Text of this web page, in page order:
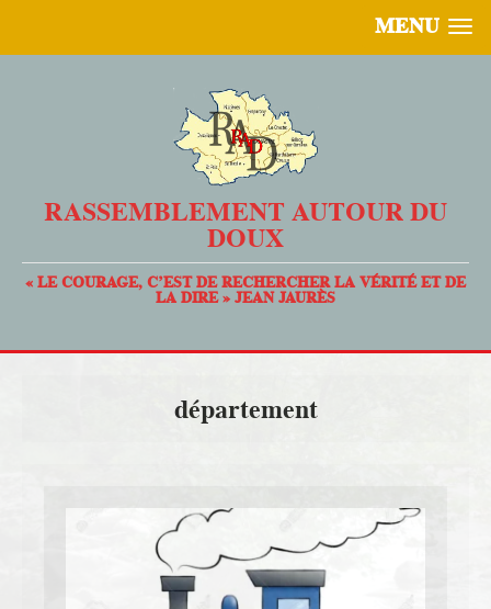
MENU
RASSEMBLEMENT AUTOUR DU
DOUX
« LE COURAGE, C’EST DE RECHERCHER LA VÉRITÉ ET DE
LA DIRE » JEAN JAURÈS
département